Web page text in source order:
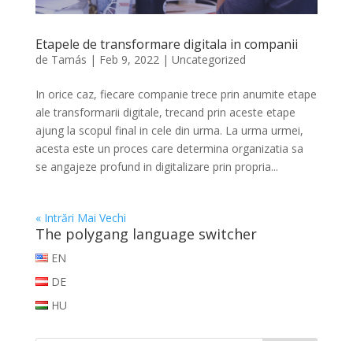
Etapele de transformare digitala in companii
de Tamás | Feb 9, 2022| Uncategorized
In orice caz, fiecare companie trece prin anumite etape
ale transformarii digitale, trecand prin aceste etape
ajung la scopul final in cele din urma. La urma urmei,
acesta este un proces care determina organizatia sa
se angajeze profund in digitalizare prin propria...
« Intrări Mai Vechi
The polygang language switcher
EN
DE
HU